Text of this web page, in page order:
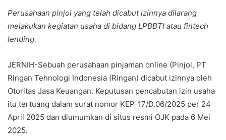
Perusahaan pinjol yang telah dicabut izinnya dilarang
melakukan kegiatan usaha di bidang LPBBTI atau fintech
lending.
JERNIH-Sebuah perusahaan pinjaman online (Pinjol, PT
Ringan Tehnologi Indonesia (Ringan) dicabut izinnya oleh
Otoritas Jasa Keuangan. Keputusan pencabutan izin usaha
itu tertuang dalam surat nomor KEP-17/D.06/2025 per 24
April 2025 dan diumumkan di situs resmi OJK pada 6 Mei
2025.